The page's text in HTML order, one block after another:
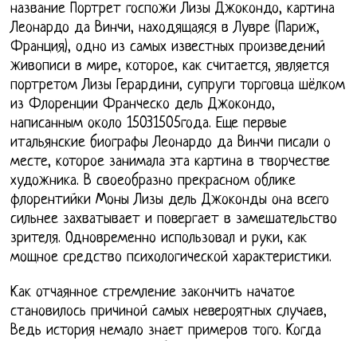
название Портрет госпожи Лизы Джокондо, картина
Леонардо да Винчи, находящаяся в Лувре (Париж,
Франция), одно из самых известных произведений
живописи в мире, которое, как считается, является
портретом Лизы Герардини, супруги торговца шёлком
из Флоренции Франческо дель Джокондо,
написанным около 15031505года. Еще первые
итальянские биографы Леонардо да Винчи писали о
месте, которое занимала эта картина в творчестве
художника. В своеобразно прекрасном облике
флорентийки Моны Лизы дель Джоконды она всего
сильнее захватывает и повергает в замешательство
зрителя. Одновременно использовал и руки, как
мощное средство психологической характеристики.
Как отчаянное стремление закончить начатое
становилось причиной самых невероятных случаев,
Ведь история немало знает примеров того. Когда